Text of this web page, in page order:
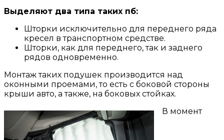
Выделяют два типа таких пб:
Шторки исключительно для переднего ряда
кресел в транспортном средстве.
Шторки, как для переднего, так и заднего
рядов одновременно.
Монтаж таких подушек производится над
оконными проемами, то есть с боковой стороны
крыши авто, а также, на боковых стойках.
В момент